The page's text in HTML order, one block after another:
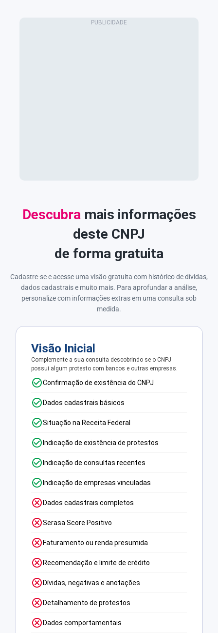
Descubra mais informações
deste CNPJ
de forma gratuita
Cadastre-se e acesse uma visão gratuita com histórico de dívidas,
dados cadastrais e muito mais. Para aprofundar a análise,
personalize com informações extras em uma consulta sob
medida.
Visão Inicial
Complemente a sua consulta descobrindo se o CNPJ
possui algum protesto com bancos e outras empresas.
Confirmação de existência do CNPJ
Dados cadastrais básicos
Situação na Receita Federal
Indicação de existência de protestos
Indicação de consultas recentes
Indicação de empresas vinculadas
Dados cadastrais completos
Serasa Score Positivo
Faturamento ou renda presumida
Recomendação e limite de crédito
Dívidas, negativas e anotações
Detalhamento de protestos
Dados comportamentais